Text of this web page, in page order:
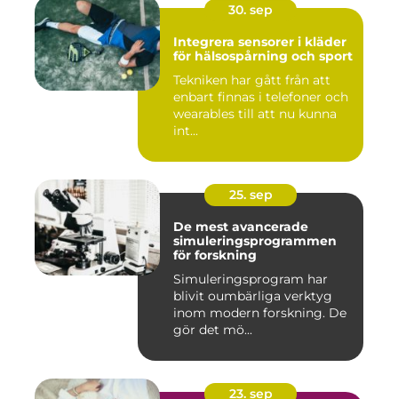
30. sep
Integrera sensorer i kläder
för hälsospårning och sport
Tekniken har gått från att
enbart finnas i telefoner och
wearables till att nu kunna
int...
25. sep
De mest avancerade
simuleringsprogrammen
för forskning
Simuleringsprogram har
blivit oumbärliga verktyg
inom modern forskning. De
gör det mö...
23. sep